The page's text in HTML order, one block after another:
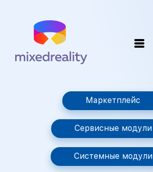
Маркетплейс
Сервисные модули
Системные модули